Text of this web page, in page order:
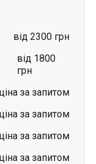
від 2300 грн
від 1800
грн
ціна за запитом
ціна за запитом
ціна за запитом
ціна за запитом